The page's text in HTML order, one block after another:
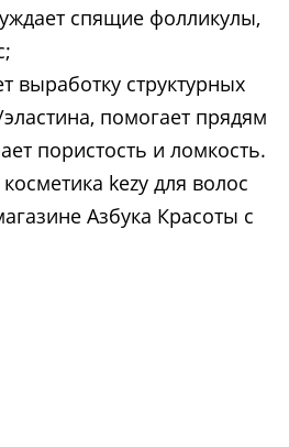
спящие фолликулы,
выработку структурных
помогает прядям
пористость и ломкость.
kezy для волос
Азбука Красоты с